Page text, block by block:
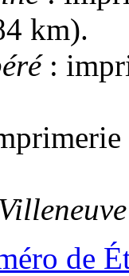
km).
:
de